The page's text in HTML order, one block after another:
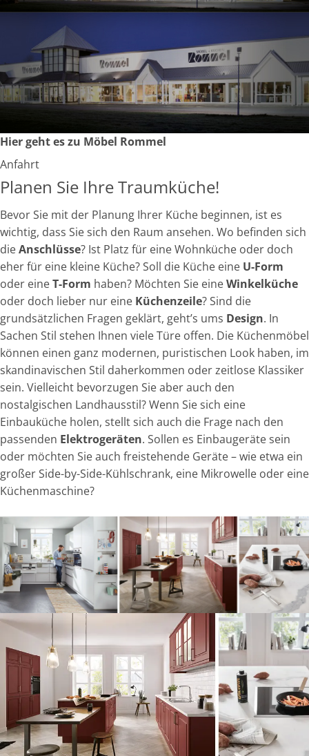
Hier geht es zu Möbel Rommel
Anfahrt
Planen Sie Ihre Traumküche!
Bevor Sie mit der Planung Ihrer Küche beginnen, ist es
wichtig, dass Sie sich den Raum ansehen. Wo befinden sich
dieAnschlüsse? Ist Platz für eine Wohnküche oder doch
eher für eine kleine Küche? Soll die Küche eine U-Form
oder eineT-Form haben? Möchten Sie eineWinkelküche
oder doch lieber nur eine Küchenzeile? Sind die
grundsätzlichen Fragen geklärt, geht’s ums Design. In
Sachen Stil stehen Ihnen viele Türe offen. Die Küchenmöbel
können einen ganz modernen, puristischen Look haben, im
skandinavischen Stil daherkommen oder zeitlose Klassiker
sein. Vielleicht bevorzugen Sie aber auch den
nostalgischen Landhausstil? Wenn Sie sich eine
Einbauküche holen, stellt sich auch die Frage nach den
passenden Elektrogeräten. Sollen es Einbaugeräte sein
oder möchten Sie auch freistehende Geräte – wie etwa ein
großer Side-by-Side-Kühlschrank, eine Mikrowelle oder eine
Küchenmaschine?